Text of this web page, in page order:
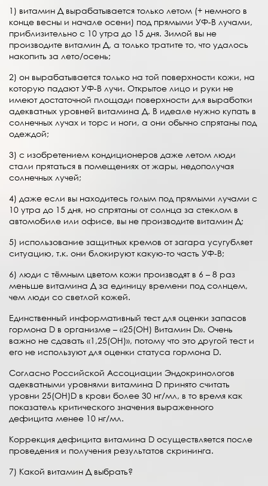
1) витамин Д вырабатывается только летом (+ немного в
конце весны и начале осени) под прямыми УФ-B лучами,
приблизительно с 10 утра до 15 дня. Зимой вы не
производите витамин Д, а только тратите то, что удалось
накопить за лето/осень;
2) он вырабатывается только на той поверхности кожи, на
которую падают УФ-B лучи. Открытое лицо и руки не
имеют достаточной площади поверхности для выработки
адекватных уровней витамина Д. В идеале нужно купать в
солнечных лучах и торс и ноги, а они обычно спрятаны под
одеждой;
3) c изобретением кондиционеров даже летом люди
стали прятаться в помещениях от жары, недополучая
солнечных лучей;
4) даже если вы находитесь голым под прямыми лучами с
10 утра до 15 дня, но спрятаны от солнца за стеклом в
автомобиле или офисе, вы не производите витамин Д;
5) использование защитных кремов от загара усугубляет
ситуацию, т.к. они блокируют какую-то часть УФ-B;
6) люди с тёмным цветом кожи производят в 6 – 8 раз
меньше витамина Д за единицу времени под солнцем,
чем люди со светлой кожей.
Единственный информативный тест для оценки запасов
гормона D в организме – «25(OH) Витамин D». Очень
важно не сдавать «1,25(OH)», потому что это другой тест и
его не используют для оценки статуса гормона D.
Согласно Российской Ассоциации Эндокринологов
адекватными уровнями витамина D принято считать
уровни 25(OH)D в крови более 30 нг/мл, в то время как
показатель критического значения выраженного
дефицита менее 10 нг/мл.
Коррекция дефицита витамина D осуществляется после
проведения и получения результатов скрининга.
7) Какой витамин Д выбрать?